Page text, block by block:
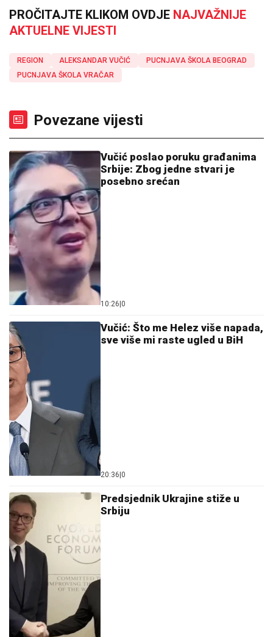
PROČITAJTE KLIKOM OVDJE NAJVAŽNIJE
AKTUELNE VIJESTI
REGION ALEKSANDAR VUČIĆ
PUCNJAVA ŠKOLA BEOGRAD
PUCNJAVA ŠKOLA VRAČAR
Povezane vijesti
Vučić poslao poruku građanima
Srbije: Zbog jedne stvari je
posebno srećan
10:26|0
Vučić: Što me Helez više napada,
sve više mi raste ugled u BiH
20:36|0
Predsjednik Ukrajine stiže u
Srbiju